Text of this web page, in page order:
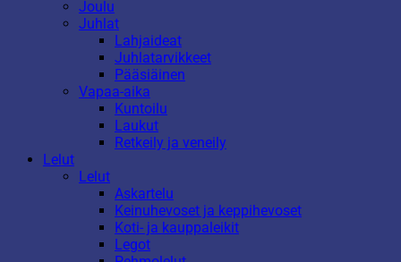
Joulu
Juhlat
Lahjaideat
Juhlatarvikkeet
Pääsiäinen
Vapaa-aika
Kuntoilu
Laukut
Retkeily ja veneily
Lelut
Lelut
Askartelu
Keinuhevoset ja keppihevoset
Koti- ja kauppaleikit
Legot